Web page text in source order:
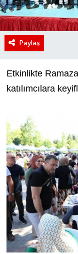
Paylaş
Etkinlikte
katılımcılara